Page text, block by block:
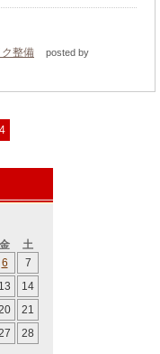
ク整備
posted by
4
金
土
6
7
13
14
21
28